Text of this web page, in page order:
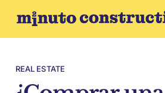
REAL ESTATE